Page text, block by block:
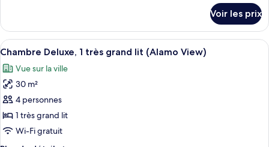
lits
doubles
(Alamo
View)
le
type
de
Chambre,
2
doubles
(Alamo
View)
Voir les prix
Afficher
toutes
les
photos
pour
ce
type
Une chambre d’hôtel avec un
13
Chambre Deluxe, 1 très grand lit (Alamo View)
Vue sur la ville
30 m²
4 personnes
1 très grand lit
Wi-Fi gratuit